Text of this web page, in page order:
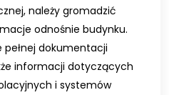
należy gromadzić
odnośnie budynku.
pełnej dokumentacji
informacji dotyczących
i systemów